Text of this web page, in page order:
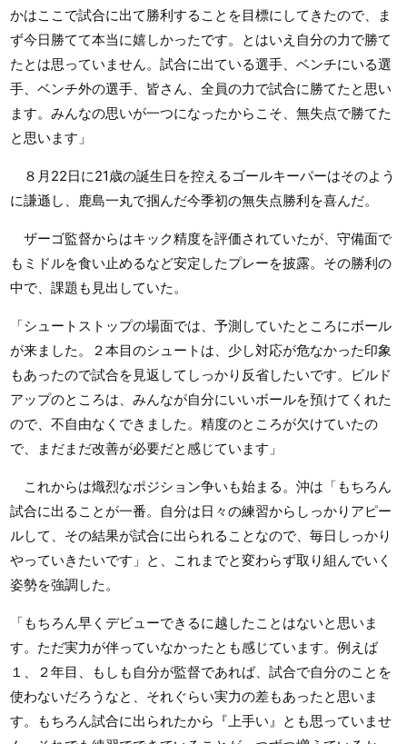
かはここで試合に出て勝利することを目標にしてきたので、ま
ず今日勝てて本当に嬉しかったです。とはいえ自分の力で勝て
たとは思っていません。試合に出ている選手、ベンチにいる選
手、ベンチ外の選手、皆さん、全員の力で試合に勝てたと思い
ます。みんなの思いが一つになったからこそ、無失点で勝てた
と思います」
８月22日に21歳の誕生日を控えるゴールキーパーはそのよう
に謙遜し、鹿島一丸で掴んだ今季初の無失点勝利を喜んだ。
ザーゴ監督からはキック精度を評価されていたが、守備面で
もミドルを食い止めるなど安定したプレーを披露。その勝利の
中で、課題も見出していた。
「シュートストップの場面では、予測していたところにボール
が来ました。２本目のシュートは、少し対応が危なかった印象
もあったので試合を見返してしっかり反省したいです。ビルド
アップのところは、みんなが自分にいいボールを預けてくれた
ので、不自由なくできました。精度のところが欠けていたの
で、まだまだ改善が必要だと感じています」
これからは熾烈なポジション争いも始まる。沖は「もちろん
試合に出ることが一番。自分は日々の練習からしっかりアピー
ルして、その結果が試合に出られることなので、毎日しっかり
やっていきたいです」と、これまでと変わらず取り組んでいく
姿勢を強調した。
「もちろん早くデビューできるに越したことはないと思いま
す。ただ実力が伴っていなかったとも感じています。例えば
１、２年目、もしも自分が監督であれば、試合で自分のことを
使わないだろうなと、それぐらい実力の差もあったと思いま
す。もちろん試合に出られたから『上手い』とも思っていませ